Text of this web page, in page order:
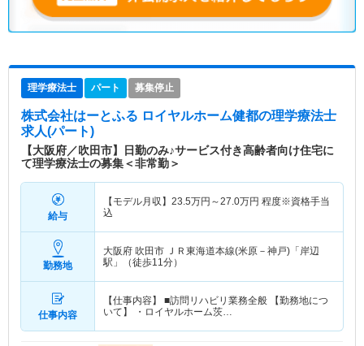
理学療法士 パート 募集停止
株式会社はーとふる ロイヤルホーム健都の理学療法士
求人(パート)
【大阪府／吹田市】日勤のみ♪サービス付き高齢者向け住宅に
て理学療法士の募集＜非常勤＞
給与
【モデル月収】 23.5万円～27.0万円 程度※資格手当
込
勤務地
大阪府 吹田市 ＪＲ東海道本線(米原－神戸)「岸辺
駅」（徒歩11分）
仕事内容
【仕事内容】 ■訪問リハビリ業務全般 【勤務地につ
いて】 ・ロイヤルホーム茨…